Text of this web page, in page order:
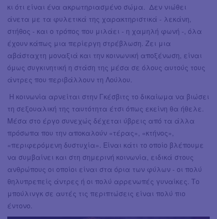
κι ότι είναι ένα ακρωτηριασμένο σώμα. Δεν νιώθει
άνετα με τα φυλετικά της χαρακτηριστικά - λεκάνη,
στήθος - και ο τρόπος που μιλάει - η χαμηλή φωνή -, όλα
έχουν κάπως μια περίεργη στρέβλωση. Ζει μια
αβάσταχτη μοναξιά και την κοινωνική αποξένωση, είναι
όμως συγκινητική η στάση της μέσα σε όλους αυτούς τους
άντρες που περιβάλλουν τη Λούλου.
Η κοινωνία αρνείται στην Γκέσβιτς το δικαίωμα να βιώσει
τη σεξουαλική της ταυτότητα έτσι όπως εκείνη θα ήθελε.
Μέσα στο έργο συνεχώς δέχεται ύβρεις από τα άλλα
πρόσωπα που την αποκαλούν «τέρας», «κτήνος»,
«περιφερόμενη δυστυχία». Είναι κάτι το οποίο βλέπουμε
να συμβαίνει και στη σημερινή κοινωνία, ειδικά στους
ανθρώπους οι οποίοι είναι στα όρια των φύλων - οι πολύ
θηλυπρεπείς άντρες ή οι πολύ αρρενωπές γυναίκες. Το
μπούλινγκ σε αυτές τις περιπτώσεις είναι πολύ πιο
έντονο.